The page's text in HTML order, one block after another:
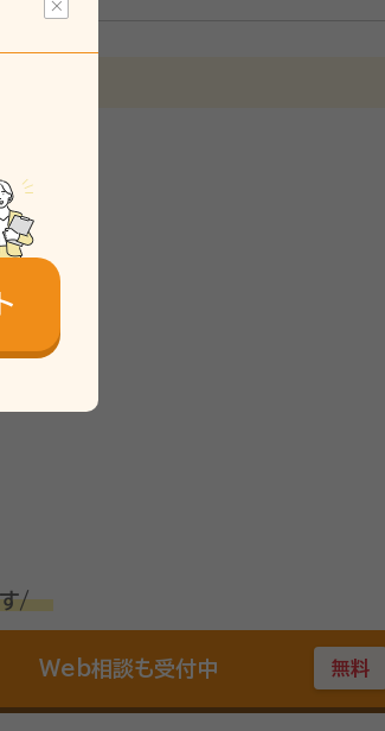
せんでした。また、見積もり時の金額と、請求額に
する相談を年間100件以上承っております。
て丁寧に対応させていただきます。 京都
お問い合わせください。 （遠方の方はお電話
/
Web相談も受付中 無料